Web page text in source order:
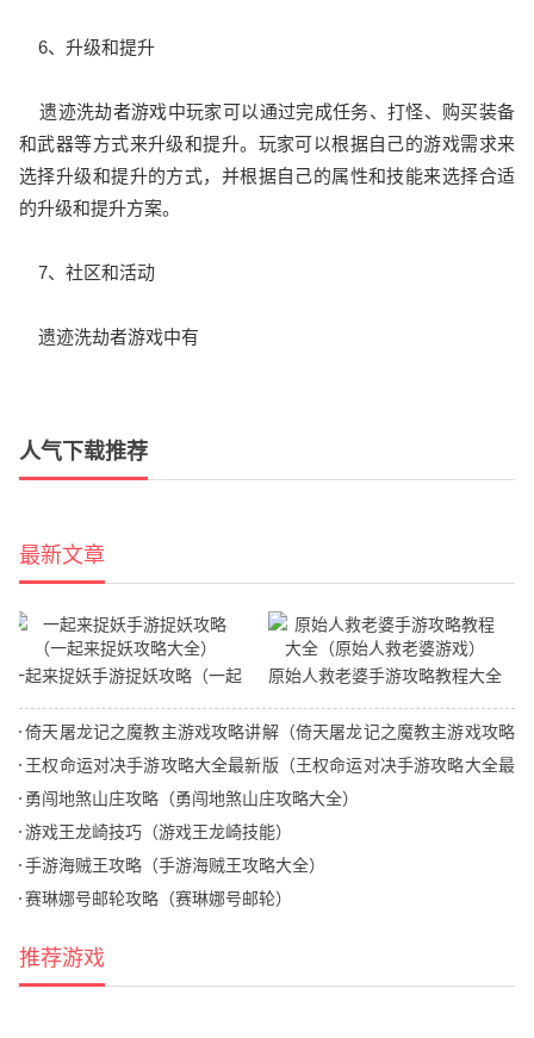
6、升级和提升
遗迹洗劫者游戏中玩家可以通过完成任务、打怪、购买装备
和武器等方式来升级和提升。玩家可以根据自己的游戏需求来
选择升级和提升的方式，并根据自己的属性和技能来选择合适
的升级和提升方案。
7、社区和活动
遗迹洗劫者游戏中有
人气下载推荐
最新文章
一起来捉妖手游捉妖攻略（一起
来捉妖攻略大全）
原始人救老婆手游攻略教程大全
（原始人救老婆游戏）
倚天屠龙记之魔教主游戏攻略讲解（倚天屠龙记之魔教主游戏攻略
讲解大全）
王权命运对决手游攻略大全最新版（王权命运对决手游攻略大全最
新版下载）
勇闯地煞山庄攻略（勇闯地煞山庄攻略大全）
游戏王龙崎技巧（游戏王龙崎技能）
手游海贼王攻略（手游海贼王攻略大全）
赛琳娜号邮轮攻略（赛琳娜号邮轮）
推荐游戏